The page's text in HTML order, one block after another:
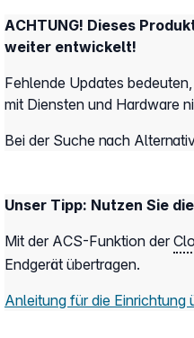
ACHTUNG! Dieses
weiter entwickelt!
Fehlende Updates
mit Diensten und Hardware
Bei der Suche nach
Unser Tipp: Nutzen Sie
Mit der ACS-Funktion der
Endgerät übertragen.
Anleitung für die Einrichtung